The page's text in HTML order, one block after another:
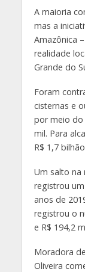
A maioria
mas a
Amazônica
realidade
Grande do
Foram
cisternas e
por meio do
mil. Para
R$ 1,7
Um salto
registrou
anos de
registrou o
e R$ 194,2
Moradora
Oliveira